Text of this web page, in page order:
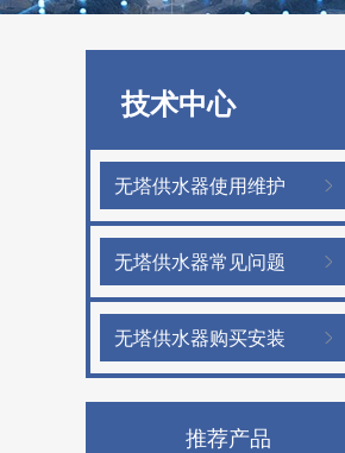
技术中心
无塔供水器使用维护
无塔供水器常见问题
无塔供水器购买安装
推荐产品